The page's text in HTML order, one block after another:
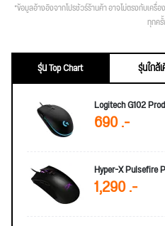
*ข้อมูลอ้างอิงจากโปรชัวร์ร้านค้า อาจไม่ตรงกับเค
ทุกค
รุ่น Top Chart รุ่นใกล้
Logitech G102
690 .-
Hyper-X Pulsefire
1,290 .-